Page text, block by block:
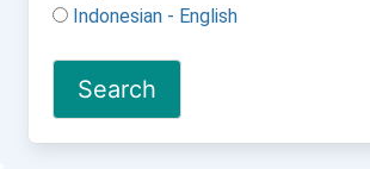
Indonesian - English